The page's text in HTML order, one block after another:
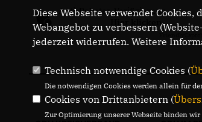
Anti-Roboter-Verifizierung
Hier klicken
Diese Webseite verwendet
Webangebot zu verbessern
jederzeit widerrufen. Weitere
Technisch notwendige Cookies (
Die notwendigen Cookies werden allein für
Cookies von Drittanbietern (
Zur Optimierung unserer Webseite binden